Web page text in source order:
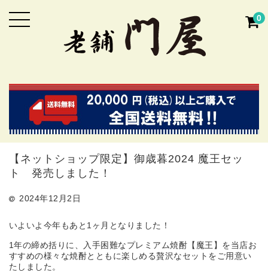
0
【ネットショップ限定】御歳暮2024 魔王セッ
ト 発売しました！
2024年12月2日
いよいよ今年もあと1ヶ月となりました！
1年の締め括りに、入手困難なプレミアム焼酎【魔王】を当店お
すすめの様々な焼酎とともに楽しめる贅沢なセットをご用意い
たしました。